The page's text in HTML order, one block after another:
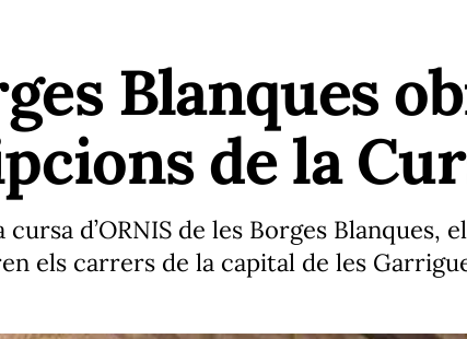
Blanques
de la
cursa d’ORNIS de les Borges
els carrers de la capital de les